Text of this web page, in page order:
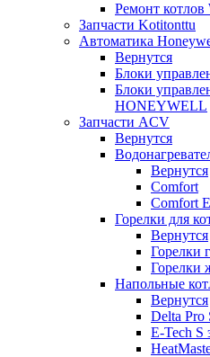
Ремонт котлов
Запчасти Kotitonttu
Автоматика
Вернутся
Блоки
Блоки
HONEYWELL
Запчасти ACV
Вернутся
Вернутся
Comfort
Comfort E
Горелки для
Вернутся
Горелки
Горелки
Напольные
Вернутся
Delta Pro
E-Tech S